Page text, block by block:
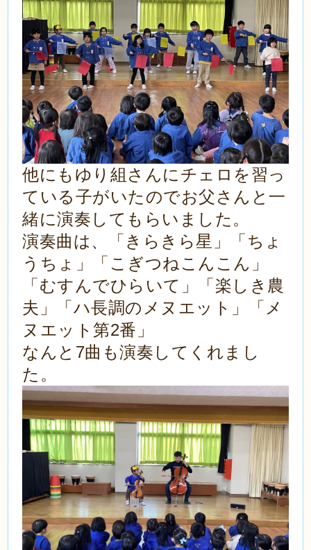
他にもゆり組さんにチェロを習っ
ている子がいたのでお父さんと一
緒に演奏してもらいました。
演奏曲は、「きらきら星」「ちょ
うちょ」「こぎつねこんこん」
「むすんでひらいて」「楽しき農
夫」「ハ長調のメヌエット」「メ
ヌエット第2番」
なんと 7曲も演奏してくれまし
た。